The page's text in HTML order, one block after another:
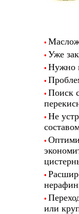
•
• Уже
• Нужно
•
• Поиск
• Не
•
•
•
или